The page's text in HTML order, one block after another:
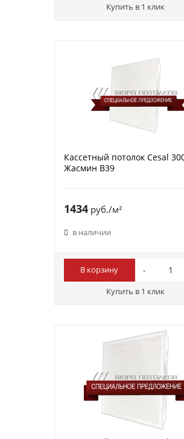
Купить в 1 клик
Кассетный потолок Cesal
Жасмин В39
1434руб./м²
в наличии
В корзину
Купить в 1 клик